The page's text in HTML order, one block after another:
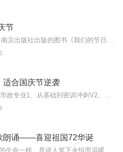
节
适合国庆节逆袭
朗诵——喜迎祖国72华诞